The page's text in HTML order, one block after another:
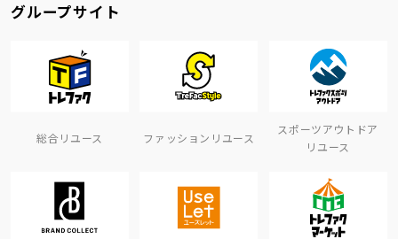
グループサイト
総合リユース ファッションリユース
スポーツアウトドア
リユース